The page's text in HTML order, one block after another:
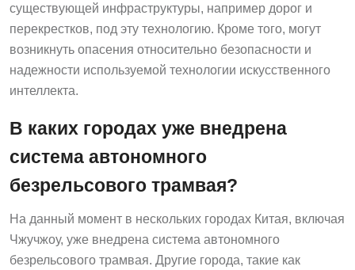
существующей инфраструктуры, например дорог и
перекрестков, под эту технологию. Кроме того, могут
возникнуть опасения относительно безопасности и
надежности используемой технологии искусственного
интеллекта.
В каких городах уже внедрена
система автономного
безрельсового трамвая?
На данный момент в нескольких городах Китая, включая
Чжучжоу, уже внедрена система автономного
безрельсового трамвая. Другие города, такие как